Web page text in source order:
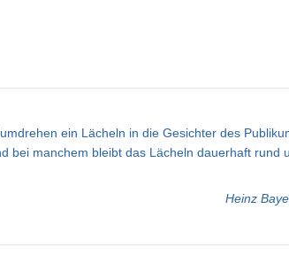
ein Lächeln in die Gesichter des
bei manchem bleibt das Lächeln dauerhaft rund
Heinz